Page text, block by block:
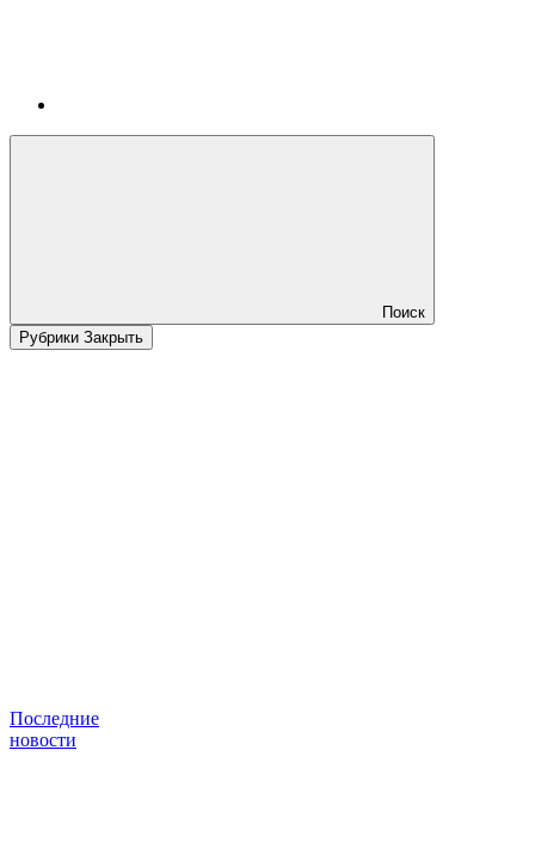
Поиск
Рубрики Закрыть
Последние
новости